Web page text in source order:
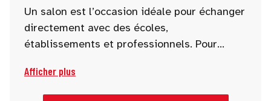
Un salon est l’occasion idéale pour échanger
directement avec des écoles,
établissements et professionnels. Pour
maintenant les questions essentielles à
poser aux exposants : admissions,
Afficher plus